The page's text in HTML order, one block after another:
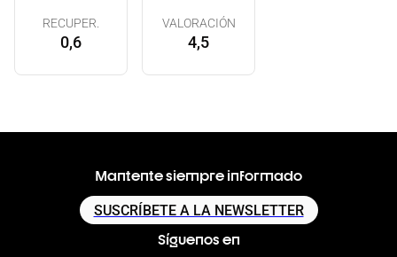
RECUPER.
0,6
VALORACIÓN
4,5
Mantente siempre informado
SUSCRÍBETE A LA NEWSLETTER
Síguenos en